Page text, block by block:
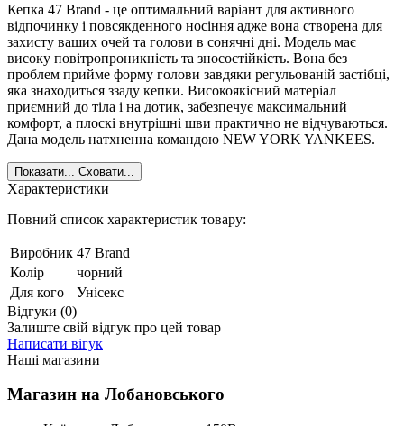
Кепка 47 Brand - це оптимальний варіант для активного
відпочинку і повсякденного носіння адже вона створена для
захисту ваших очей та голови в сонячні дні. Модель має
високу повітропроникність та зносостійкість. Вона без
проблем прийме форму голови завдяки регульованій застібці,
яка знаходиться ззаду кепки. Високоякісний матеріал
приємний до тіла і на дотик, забезпечує максимальний
комфорт, а плоскі внутрішні шви практично не відчуваються.
Дана модель натхненна командою NEW YORK YANKEES.
Показати... Сховати...
Характеристики
Повний список характеристик товару:
Виробник 47 Brand
Колір
чорний
Для кого
Унісекс
Відгуки (0)
Залиште свій відгук про цей товар
Написати вігук
Наші магазини
Магазин на Лобановського